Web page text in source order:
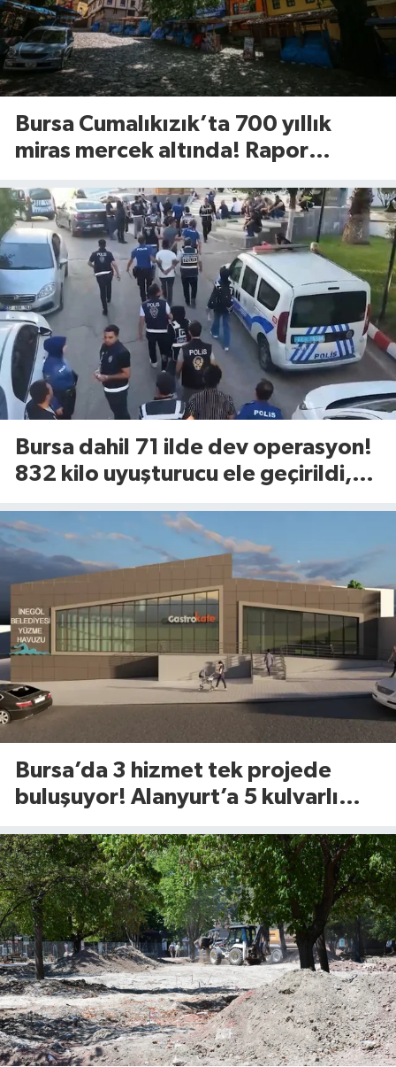
Bursa Cumalıkızık’ta 700 yıllık
miras mercek altında! Rapor
Bursa dahil 71 ilde dev operasyon!
832 kilo uyuşturucu ele geçirildi,
Bursa’da 3 hizmet tek projede
buluşuyor! Alanyurt’a 5 kulvarlı